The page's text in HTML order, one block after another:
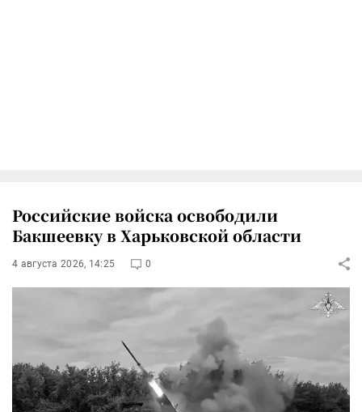
Российские войска освободили
Бакшеевку в Харьковской области
4 августа 2026, 14:25 0